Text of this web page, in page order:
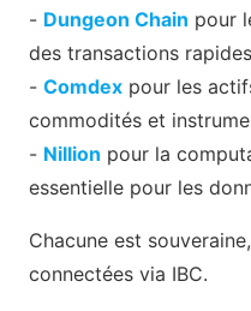
- Dungeon Chain pour
des transactions
- Comdex pour les
commodités et
- Nillion pour la
essentielle pour les
Chacune est
connectées via IBC.